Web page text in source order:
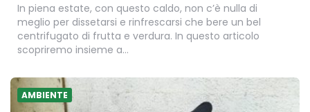
In piena estate, con questo caldo, non c’è nulla di
meglio per dissetarsi e rinfrescarsi che bere un bel
centrifugato di frutta e verdura. In questo articolo
scopriremo insieme a…
AMBIENTE